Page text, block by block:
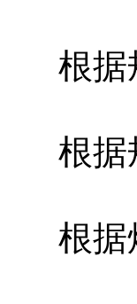
根据
根据
根据焊